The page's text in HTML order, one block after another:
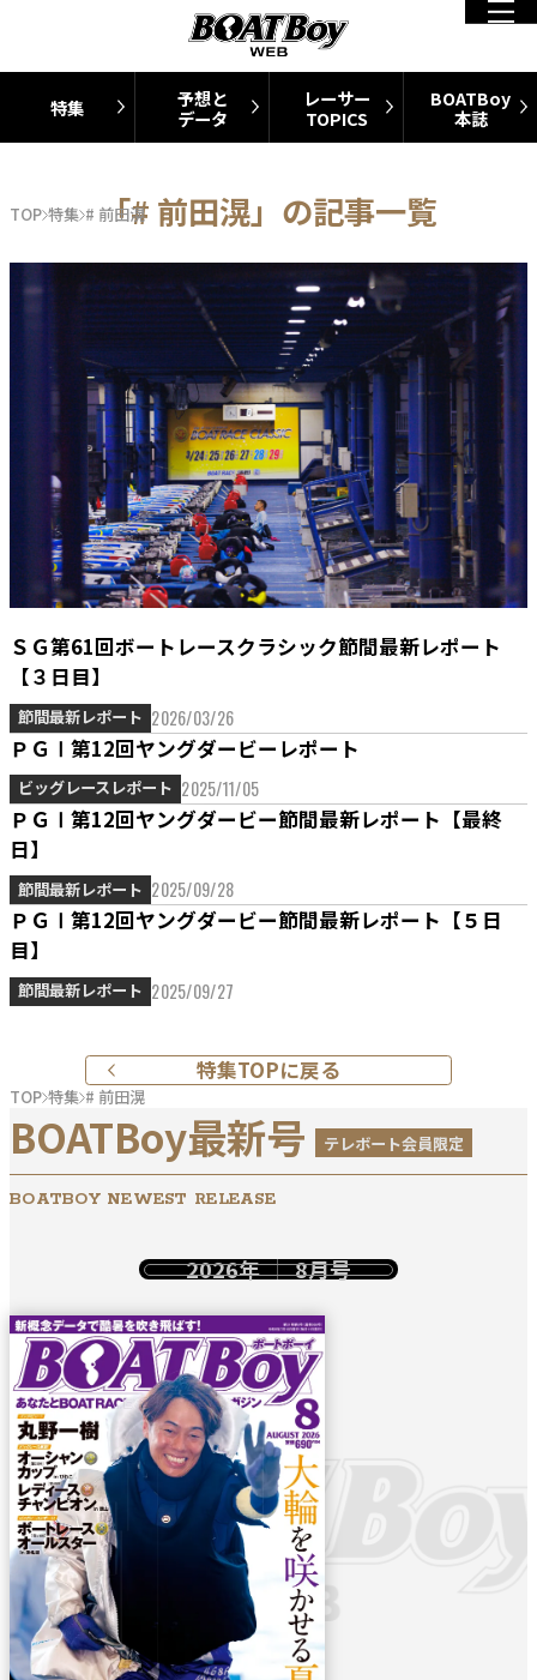
特集
予想と
データ
レーサー
TOPICS
BOATBoy
本誌
TOP 特集 # 前田滉
「# 前田滉」の記事一覧
ＳＧ第61回ボートレースクラシック節間最新レポート
【３日目】
節間最新レポート 2026/03/26
ＰＧⅠ第12回ヤングダービーレポート
ビッグレースレポート 2025/11/05
ＰＧⅠ第12回ヤングダービー節間最新レポート【最終
日】
節間最新レポート 2025/09/28
ＰＧⅠ第12回ヤングダービー節間最新レポート【５日
目】
節間最新レポート 2025/09/27
特集TOPに戻る
TOP 特集 # 前田滉
BOATBoy最新号 テレボート会員限定
BOATBOY NEWEST RELEASE
2026年 8月号